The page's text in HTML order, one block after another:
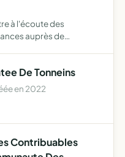
à l'écoute des
auprès de
De Tonneins
en 2022
Contribuables